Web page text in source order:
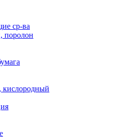
ср-ва
поролон